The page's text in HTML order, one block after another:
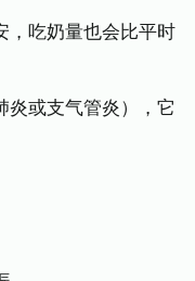
，吃奶量也会比平时
炎或支气管炎），它